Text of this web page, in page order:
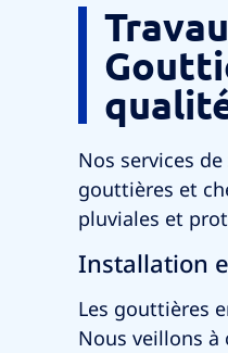
Nos services de
gouttières et
pluviales et
Installation
Les gouttières
Nous veillons